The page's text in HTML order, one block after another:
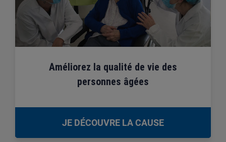
Améliorez la qualité de vie des
personnes âgées
JE DÉCOUVRE LA CAUSE